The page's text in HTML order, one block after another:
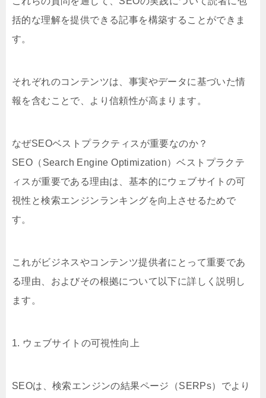
括的な理解を提供できる記事を構築することができま
す。
それぞれのコンテンツは、事実やデータに基づいた情
報を含むことで、より信頼性が高まります。
なぜSEOベストプラクティスが重要なのか？
SEO（Search Engine Optimization）ベストプラクテ
ィスが重要である理由は、基本的にウェブサイトの可
視性と検索エンジンランキングを向上させるためで
す。
これがビジネスやコンテンツ提供者にとって重要であ
る理由、およびその根拠について以下に詳しく説明し
ます。
1. ウェブサイトの可視性向上
SEOは、検索エンジンの結果ページ（SERPs）でより